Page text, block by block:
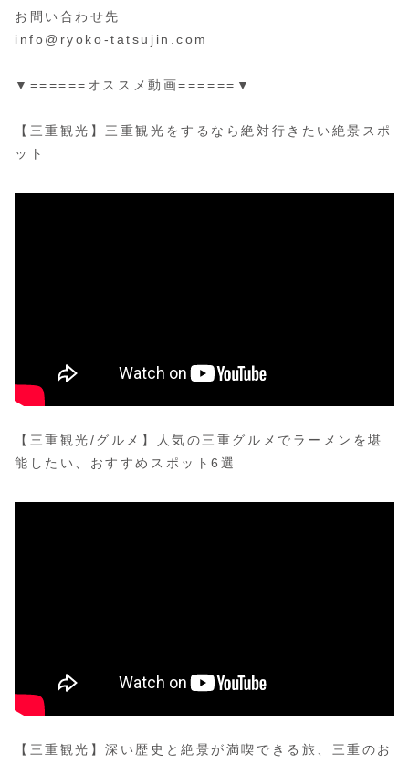
お問い合わせ先
info@ryoko-tatsujin.com
▼======オススメ動画======▼
【三重観光】三重観光をするなら絶対行きたい絶景スポ
ット
【三重観光/グルメ】人気の三重グルメでラーメンを堪
能したい、おすすめスポット6選
【三重観光】深い歴史と絶景が満喫できる旅、三重のお